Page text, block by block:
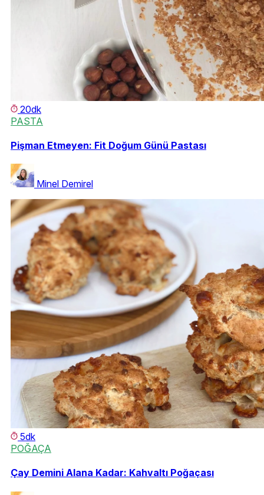
20dk
PASTA
Pişman Etmeyen: Fit Doğum Günü Pastası
Minel Demirel
5dk
POĞAÇA
Çay Demini Alana Kadar: Kahvaltı Poğaçası